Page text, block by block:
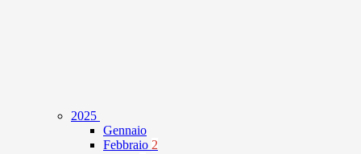
2025
Gennaio
Febbraio 2